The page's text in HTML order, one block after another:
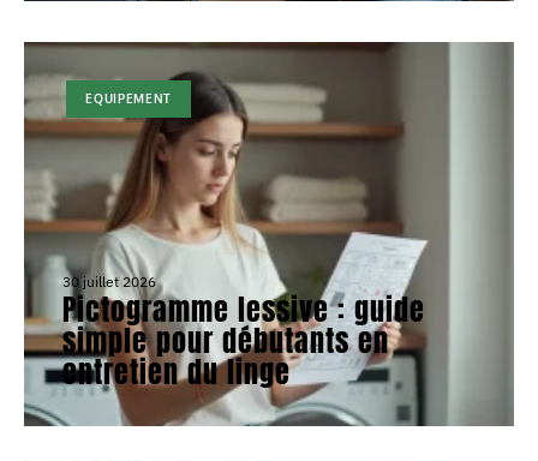
EQUIPEMENT
30 juillet 2026
Pictogramme lessive : guide
simple pour débutants en
entretien du linge